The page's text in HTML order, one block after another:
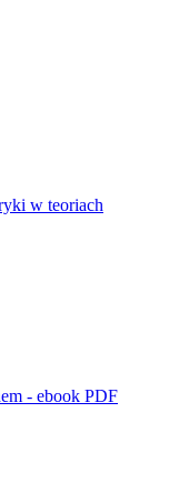
w teoriach
- ebook PDF